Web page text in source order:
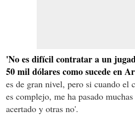
'No es difícil contratar a un
50 mil dólares como sucede en
es de gran nivel, pero si cuando el
es complejo, me ha pasado
acertado y otras no'.